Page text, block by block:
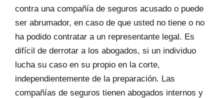
contra una compañía de seguros acusado o puede
ser abrumador, en caso de que usted no tiene o no
ha podido contratar a un representante legal. Es
difícil de derrotar a los abogados, si un individuo
lucha su caso en su propio en la corte,
independientemente de la preparación. Las
compañías de seguros tienen abogados internos y